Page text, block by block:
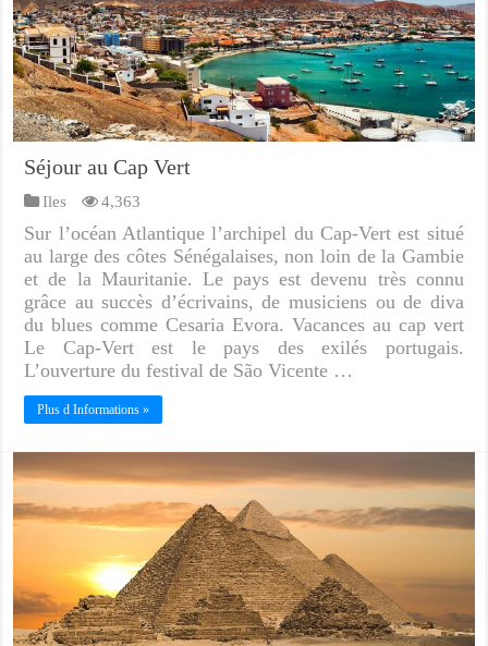
Séjour au Cap Vert
Iles 4,363
Sur l’océan Atlantique l’archipel du Cap-Vert est situé
au large des côtes Sénégalaises, non loin de la Gambie
et de la Mauritanie. Le pays est devenu très connu
grâce au succès d’écrivains, de musiciens ou de diva
du blues comme Cesaria Evora. Vacances au cap vert
Le Cap-Vert est le pays des exilés portugais.
L’ouverture du festival de São Vicente …
Plus d Informations »